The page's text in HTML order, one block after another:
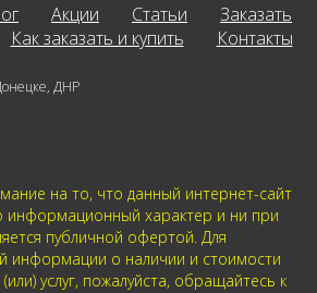
Акции Статьи
Заказать
Как заказать и купить Контакты
ДНР
на то, что данный интернет-сайт
информационный характер и ни при
публичной офертой. Для
информации о наличии и стоимости
услуг, пожалуйста, обращайтесь к